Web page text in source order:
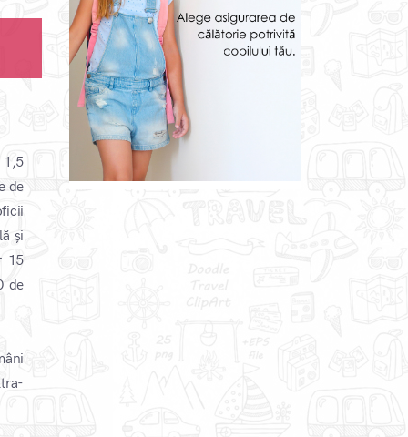
1,5
de
și
15
de